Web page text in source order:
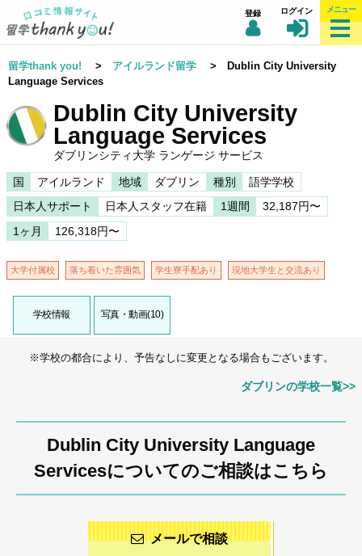
登録 ログイン メニュー
留学thank you! > アイルランド留学 > Dublin City University
Language Services
Dublin City University
Language Services
ダブリンシティ大学 ランゲージ サービス
国 アイルランド 地域 ダブリン 種別
語学学校
日本人サポート
日本人スタッフ在籍 1週間
32,187円〜
1ヶ月
126,318円〜
大学付属校 落ち着いた雰囲気 学生寮手配あり 現地大学生と交流あり
学校情報 写真・動画(10)
※学校の都合により、予告なしに変更となる場合もございます。
ダブリンの学校一覧>>
Dublin City University Language
Servicesについてのご相談はこちら
メールで相談